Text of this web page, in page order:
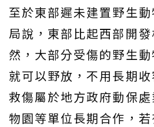
至於東部遲未建置野生
局說，東部比起西部開
然，大部分受傷的野生
就可以野放，不用長期
救傷屬於地方政府動保
物園等單位長期合作，